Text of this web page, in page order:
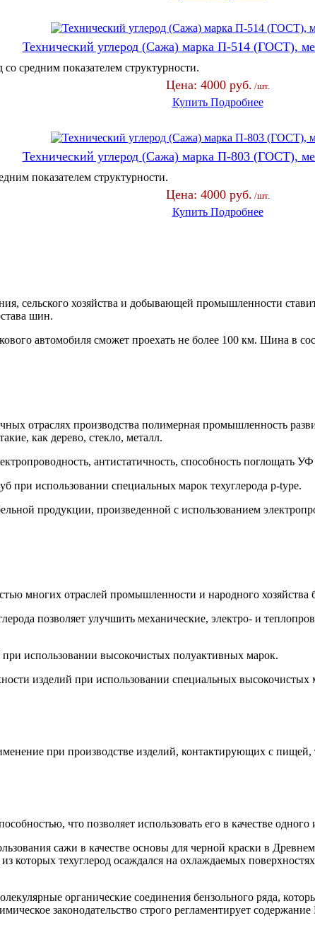
Технический углерод (Сажа) марка П-514 (ГОСТ),
средним показателем структурности.
Цена: 4000 руб. /шт.
Купить Подробнее
Технический углерод (Сажа) марка П-803 (ГОСТ),
показателем структурности.
Цена: 4000 руб. /шт.
Купить Подробнее
сельского хозяйства и добывающей промышленности
шин.
автомобиля сможет проехать не более 100 км. Шина в
отраслях производства полимерная промышленность
как дерево, стекло, металл.
антистатичность, способность поглощать
при использовании специальных марок техуглерода p-type.
продукции, произведенной с использованием
многих отраслей промышленности и народного
позволяет улучшить механические, электро- и
использовании высокочистых полуактивных марок.
изделий при использовании специальных высокочистых
при производстве изделий, контактирующих с пищей,
что позволяет использовать его в качестве
сажи в качестве основы для черной краски в
которых техуглерод осаждался на охлаждаемых
органические соединения бензольного ряда,
законодательство строго регламентирует